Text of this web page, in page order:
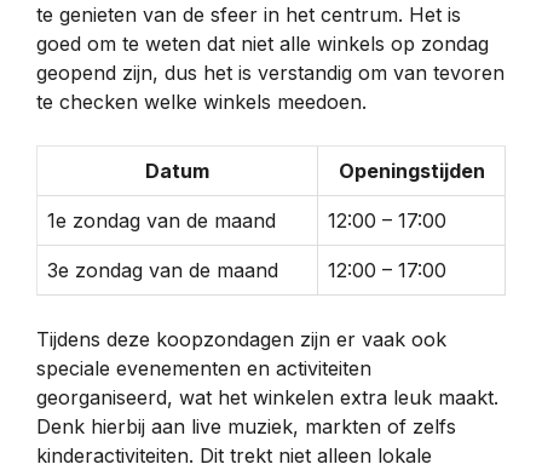
te genieten van de sfeer in het centrum. Het is
goed om te weten dat niet alle winkels op zondag
geopend zijn, dus het is verstandig om van tevoren
te checken welke winkels meedoen.
Datum Openingstijden
1e zondag van de maand 12:00 – 17:00
3e zondag van de maand 12:00 – 17:00
Tijdens deze koopzondagen zijn er vaak ook
speciale evenementen en activiteiten
georganiseerd, wat het winkelen extra leuk maakt.
Denk hierbij aan live muziek, markten of zelfs
kinderactiviteiten. Dit trekt niet alleen lokale